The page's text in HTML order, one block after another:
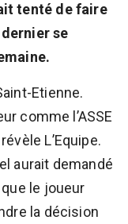
tenté de faire
se
Etienne.
comme l’ASSE
L’Equipe.
aurait demandé
le joueur
la décision